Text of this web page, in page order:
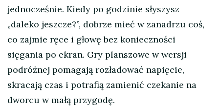
jednocześnie. Kiedy po godzinie słyszysz
„daleko jeszcze?”, dobrze mieć w zanadrzu coś,
co zajmie ręce i głowę bez konieczności
sięgania po ekran. Gry planszowe w wersji
podróżnej pomagają rozładować napięcie,
skracają czas i potrafią zamienić czekanie na
dworcu w małą przygodę.